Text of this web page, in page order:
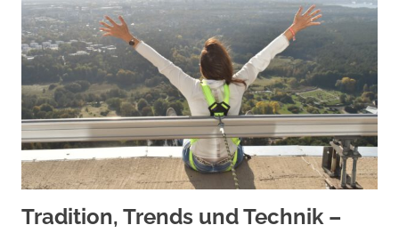
Tradition, Trends und Technik –